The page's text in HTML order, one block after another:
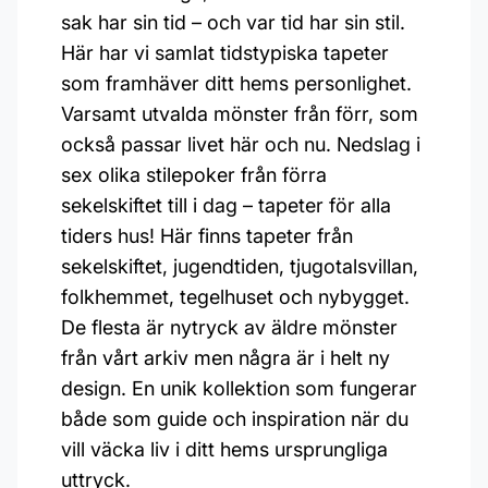
sak har sin tid – och var tid har sin stil.
Här har vi samlat tidstypiska tapeter
som framhäver ditt hems personlighet.
Varsamt utvalda mönster från förr, som
också passar livet här och nu. Nedslag i
sex olika stilepoker från förra
sekelskiftet till i dag – tapeter för alla
tiders hus! Här finns tapeter från
sekelskiftet, jugendtiden, tjugotalsvillan,
folkhemmet, tegelhuset och nybygget.
De flesta är nytryck av äldre mönster
från vårt arkiv men några är i helt ny
design. En unik kollektion som fungerar
både som guide och inspiration när du
vill väcka liv i ditt hems ursprungliga
uttryck.